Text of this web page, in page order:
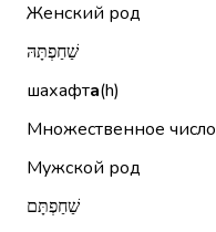
Женский род
שַׁחַפְתָּהּ
шахафта(h)
Множественное число
Мужской род
שַׁחַפְתָּם